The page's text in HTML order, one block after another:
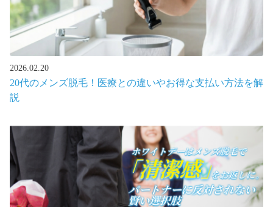
2026.02.20
20代のメンズ脱毛！医療との違いやお得な支払い方法を解
説